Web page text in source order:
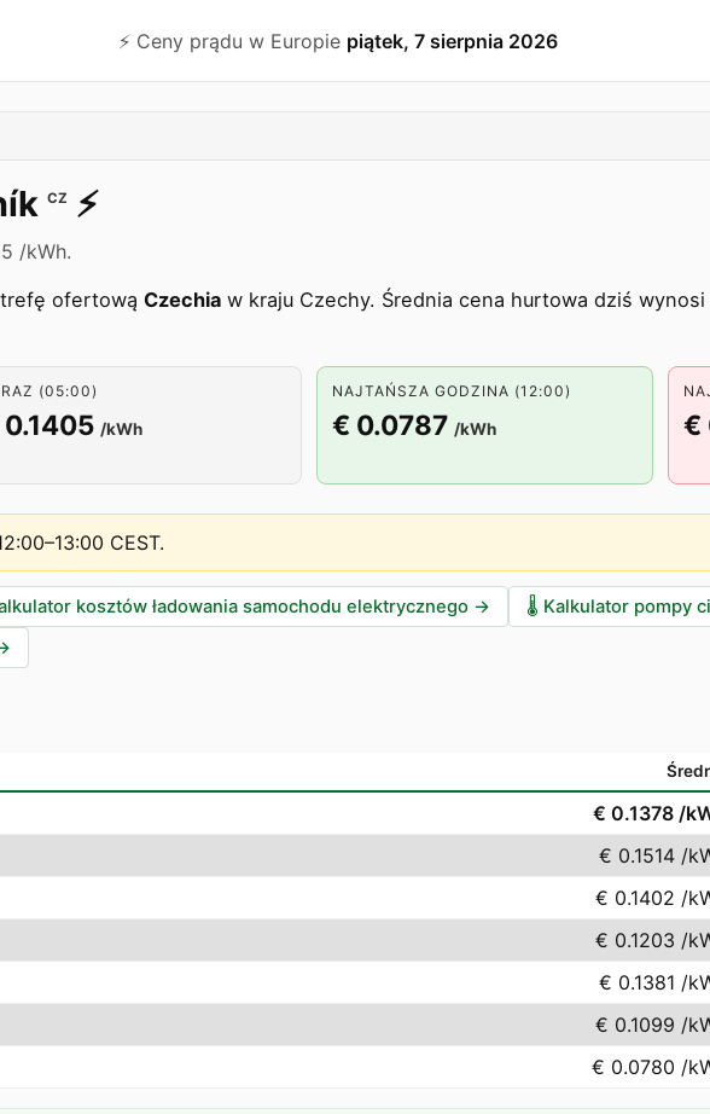
⚡️ Ceny prądu w Europie piątek, 7 sierpnia 2026
CZ ⚡️
/kWh.
ofertową Czechia w kraju Czechy. Średnia cena hurtowa dziś
(05:00)
/kWh
NAJTAŃSZA GODZINA (12:00)
€ 0.0787 /kWh €
CEST.
kosztów ładowania samochodu elektrycznego → 🌡️ Kalkulator pompy
€ 0.1378 /
€ 0.1514 /
€ 0.1402 /
€ 0.1203 /
€ 0.1381 /
€ 0.1099 /
€ 0.0780 /